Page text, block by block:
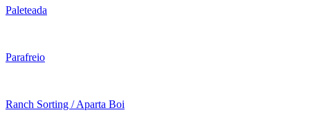
Paleteada
Parafreio
Ranch Sorting / Aparta Boi